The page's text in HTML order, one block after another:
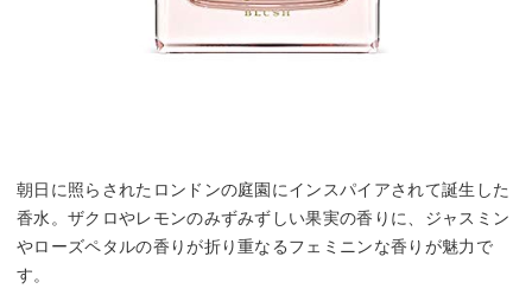
朝日に照らされたロンドンの庭園にインスパイアされて誕生した
香水。ザクロやレモンのみずみずしい果実の香りに、ジャスミン
やローズペタルの香りが折り重なるフェミニンな香りが魅力で
す。